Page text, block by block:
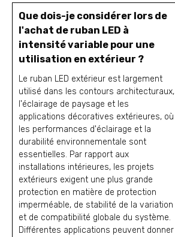
Que dois-je considérer lors de
l'achat de ruban LED à
intensité variable pour une
utilisation en extérieur ?
Le ruban LED extérieur est largement
utilisé dans les contours architecturaux,
l'éclairage de paysage et les
applications décoratives extérieures, où
les performances d'éclairage et la
durabilité environnementale sont
essentielles. Par rapport aux
installations intérieures, les projets
extérieurs exigent une plus grande
protection en matière de protection
imperméable, de stabilité de la variation
et de compatibilité globale du système.
Différentes applications peuvent donner